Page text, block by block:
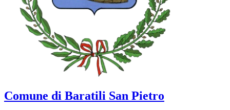
Comune di Baratili San Pietro